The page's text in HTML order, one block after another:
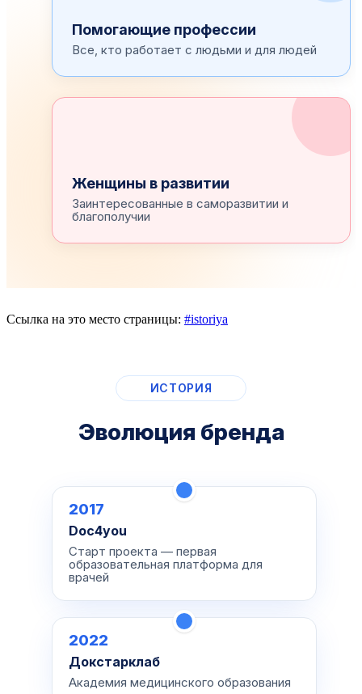
Помогающие профессии
Все, кто работает с людьми и для людей
Женщины в развитии
Заинтересованные в саморазвитии и
благополучии
Ссылка на это место страницы: #istoriya
ИСТОРИЯ
Эволюция бренда
2017
Doc4you
Старт проекта — первая
образовательная платформа для
врачей
2022
Докстарклаб
Академия медицинского образования